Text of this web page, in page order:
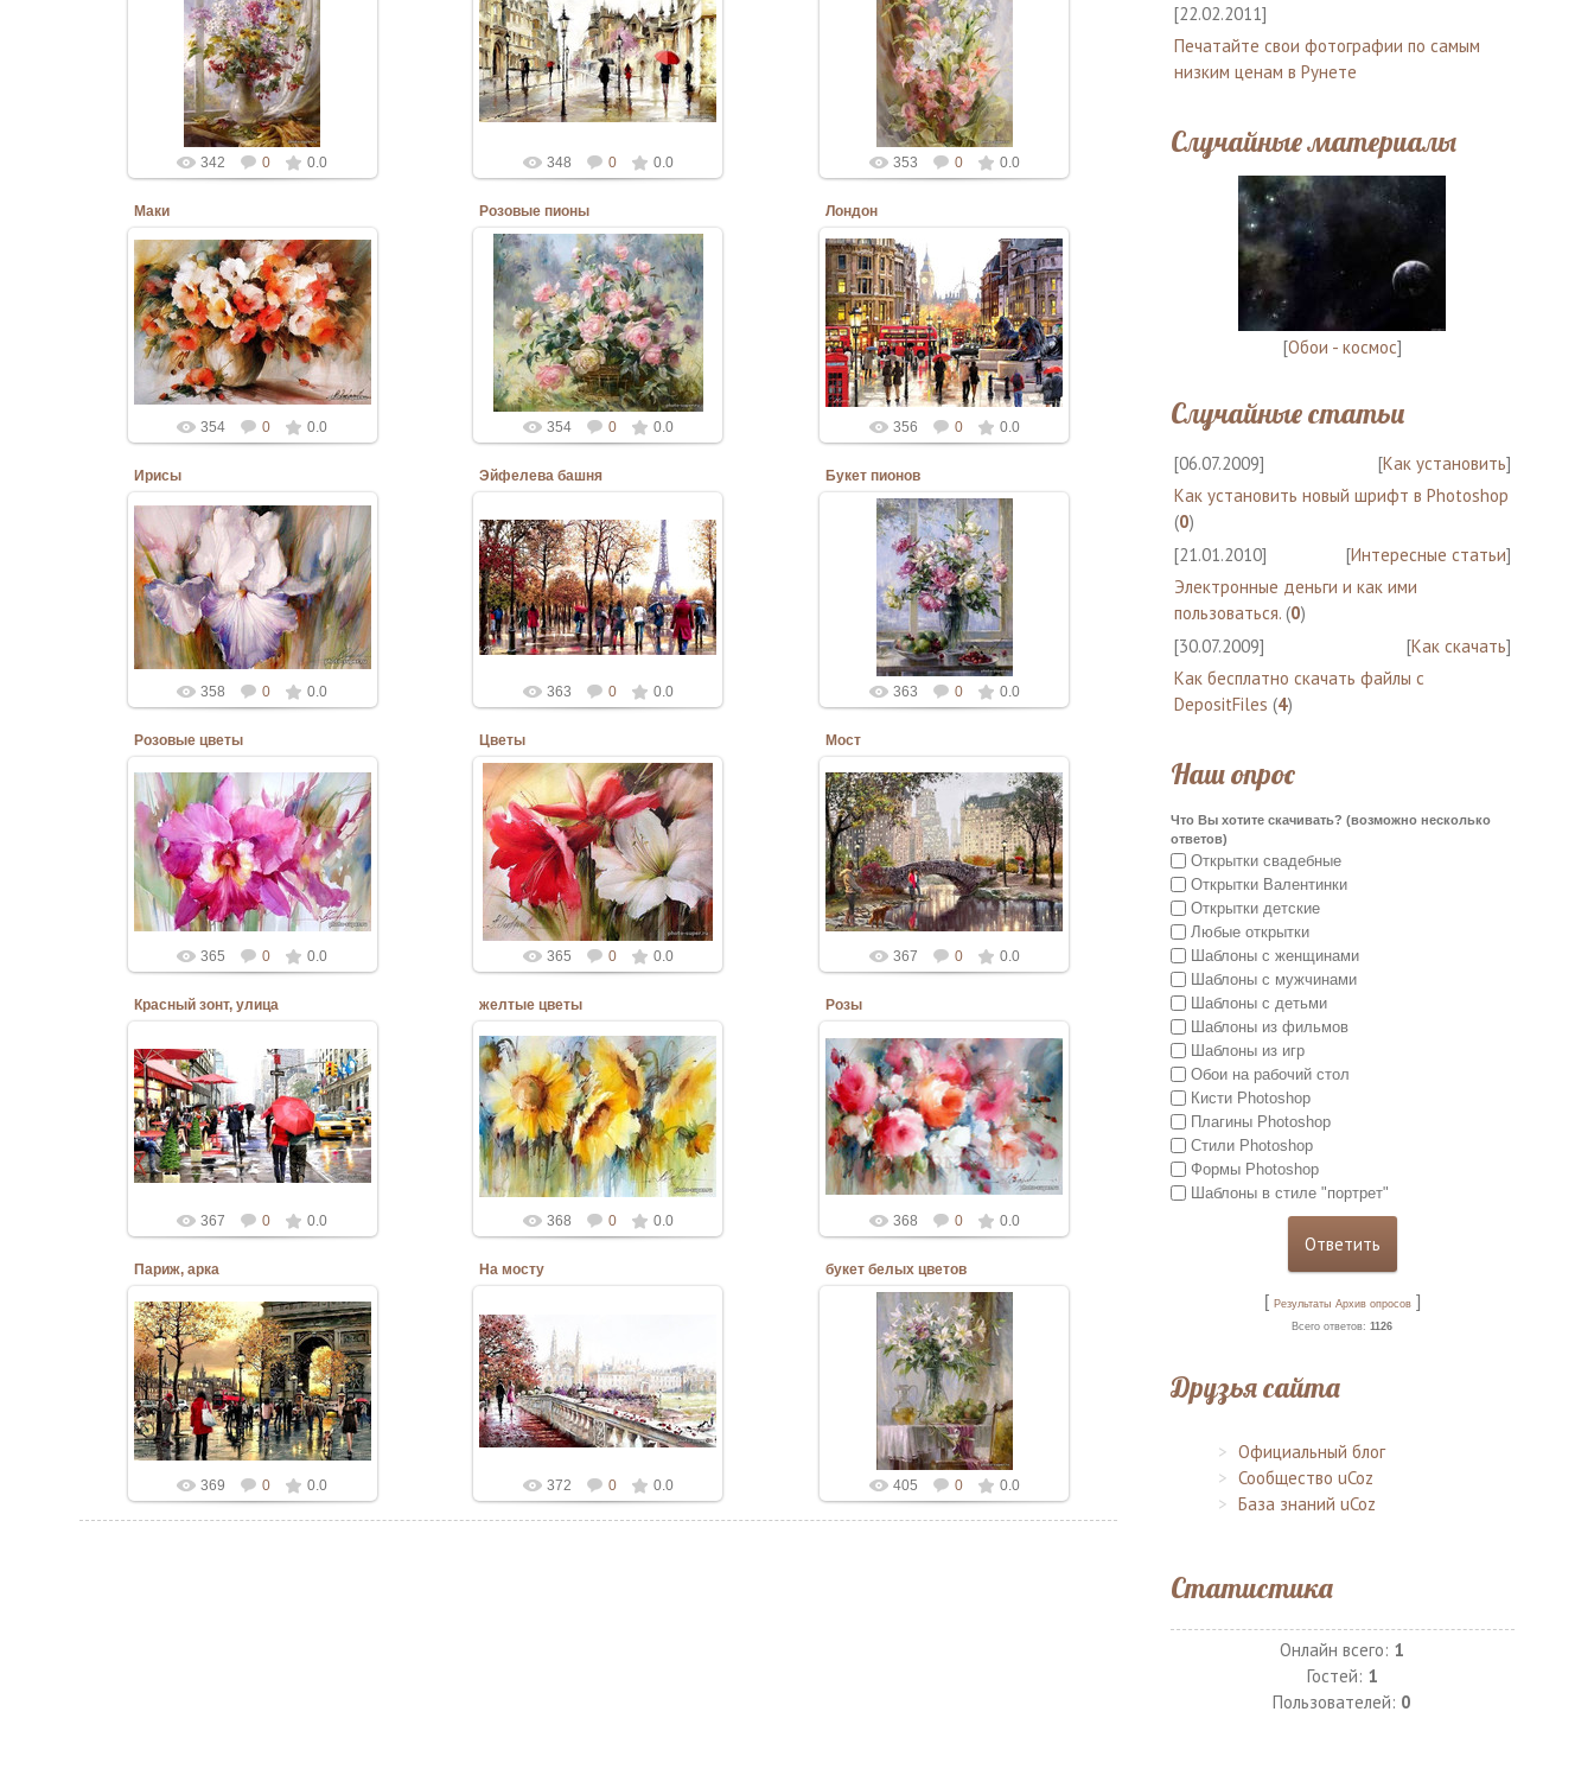
10.06.2020
Admin
342 0 0.0
10.06.2020
Admin
348 0 0.0
10.06.2020
Admin
353 0 0.0
Маки
10.06.2020
Admin
354 0 0.0
Розовые пионы
10.06.2020
Admin
354 0 0.0
Лондон
10.06.2020
Admin
356 0 0.0
Ирисы
10.06.2020
Admin
358 0 0.0
Эйфелева башня
10.06.2020
Admin
363 0 0.0
Букет пионов
10.06.2020
Admin
363 0 0.0
Розовые цветы
10.06.2020
Admin
365 0 0.0
Цветы
10.06.2020
Admin
365 0 0.0
Мост
10.06.2020
Admin
367 0 0.0
Красный зонт, улица
10.06.2020
Admin
367 0 0.0
желтые цветы
10.06.2020
Admin
368 0 0.0
Розы
10.06.2020
Admin
368 0 0.0
Париж, арка
10.06.2020
Admin
369 0 0.0
На мосту
10.06.2020
Admin
372 0 0.0
букет белых цветов
10.06.2020
Admin
405 0 0.0
[22.02.2011]
Печатайте свои фотографии по самым
низким ценам в Рунете
Случайные материалы
[Обои - космос]
Случайные статьи
[06.07.2009] [Как установить]
Как установить новый шрифт в Photoshop
(0)
[21.01.2010]
[Интересные статьи]
Электронные деньги и как ими
пользоваться. (0)
[30.07.2009]
[Как скачать]
Как бесплатно скачать файлы с
DepositFiles (4)
Наш опрос
Что Вы хотите скачивать? (возможно несколько
ответов)
Открытки свадебные
Открытки Валентинки
Открытки детские
Любые открытки
Шаблоны с женщинами
Шаблоны с мужчинами
Шаблоны с детьми
Шаблоны из фильмов
Шаблоны из игр
Обои на рабочий стол
Кисти Photoshop
Плагины Photoshop
Стили Photoshop
Формы Photoshop
Шаблоны в стиле "портрет"
[ Результаты Архив опросов]
Всего ответов:1126
Друзья сайта
Официальный блог
Сообщество uCoz
База знаний uCoz
Статистика
Онлайн всего: 1
Гостей: 1
Пользователей: 0